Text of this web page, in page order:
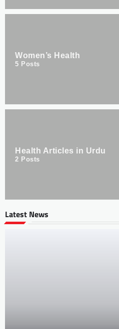
Women’s Health
5 Posts
Health Articles in Urdu
2 Posts
Latest News